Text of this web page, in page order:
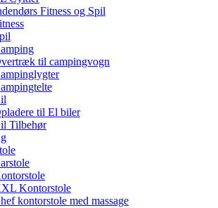
Fitness og Spil
til campingvogn
til El biler
Tilbehør
Kontorstole
kontorstole med massage